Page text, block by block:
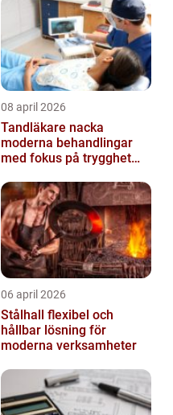
08 april 2026
Tandläkare nacka
moderna behandlingar
med fokus på trygghet
06 april 2026
Stålhall flexibel och
hållbar lösning för
moderna verksamheter